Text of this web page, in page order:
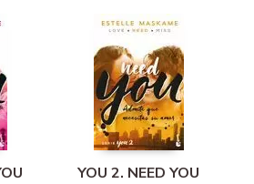
YOU 2. NEED YOU